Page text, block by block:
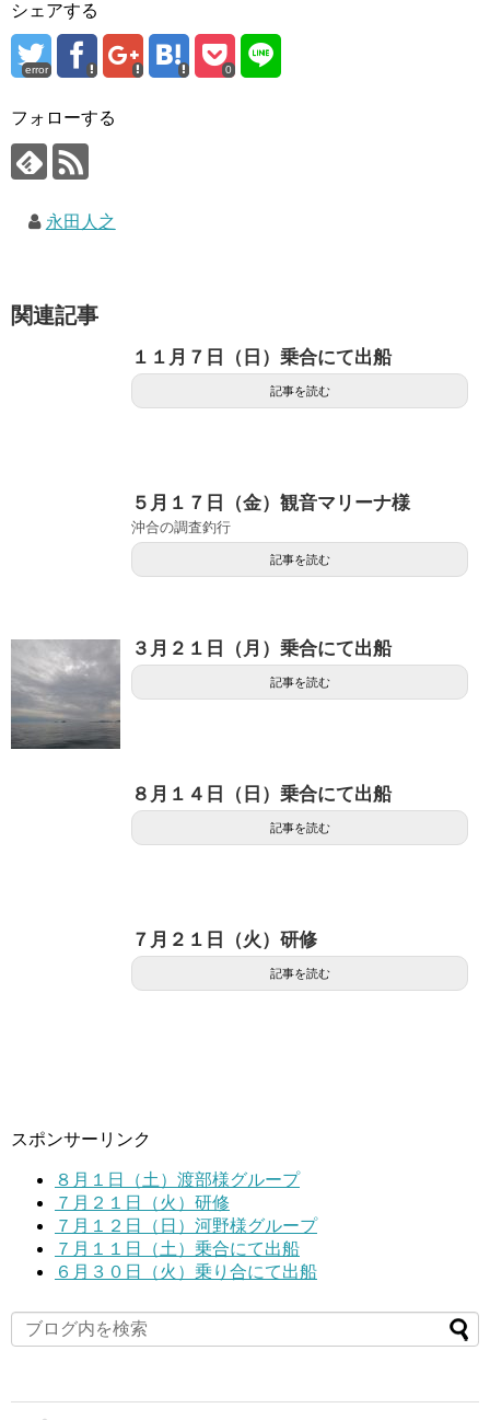
シェアする
error 0
フォローする
永田人之
関連記事
１１月７日（日）乗合にて出船
記事を読む
５月１７日（金）観音マリーナ様
沖合の調査釣行
記事を読む
３月２１日（月）乗合にて出船
記事を読む
８月１４日（日）乗合にて出船
記事を読む
７月２１日（火）研修
記事を読む
スポンサーリンク
８月１日（土）渡部様グループ
７月２１日（火）研修
７月１２日（日）河野様グループ
７月１１日（土）乗合にて出船
６月３０日（火）乗り合にて出船